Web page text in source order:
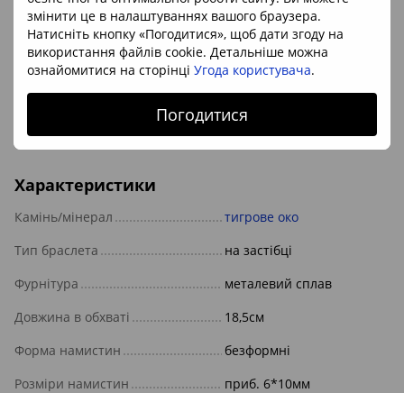
змінити це в налаштуваннях вашого браузера.
Натисніть кнопку «Погодитися», щоб дати згоду на
використання файлів cookie. Детальніше можна
ознайомитися на сторінці Угода користувача.
Погодитися
Походження каменю:Бразилія
Браслети з каменю носіть з намистом або без нього.
Підкресліть стиль і не забувайте про магічні властивості
Характеристики
Камінь/мінерал
тигрове око
Тип браслета
на застібці
Фурнітура
металевий сплав
Довжина в обхваті
18,5см
Форма намистин
безформні
Розміри намистин
приб. 6*10мм